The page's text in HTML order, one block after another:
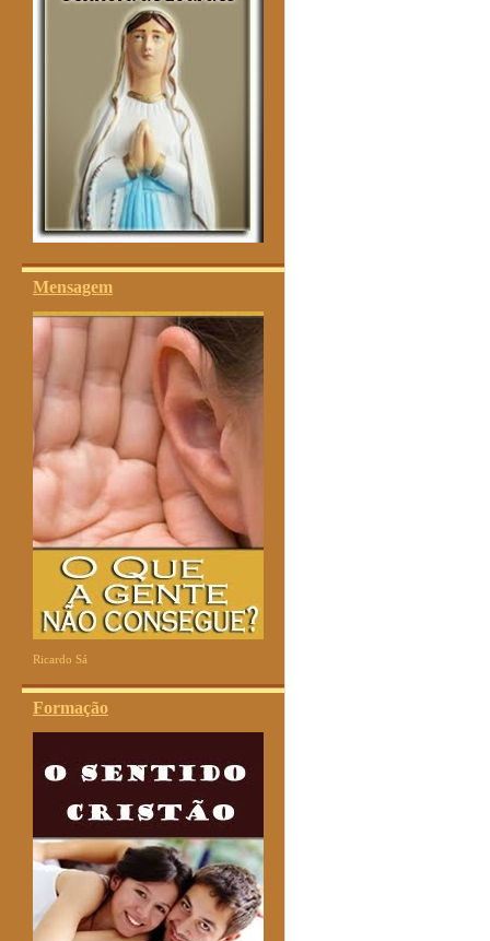
Mensagem
Ricardo Sá
Formação